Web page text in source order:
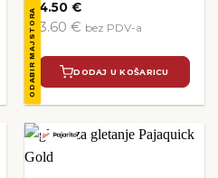
ODABIR MAJSTORA
4.50€
3.60 € bez PDV-a
DODAJ U KOŠARICU